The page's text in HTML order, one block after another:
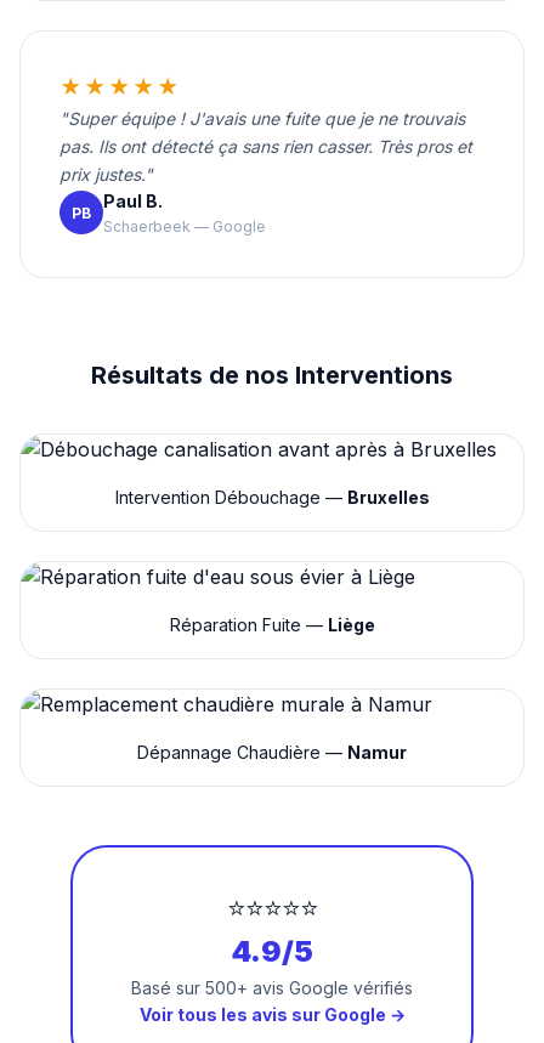
★★★★★
"Super équipe ! J'avais une fuite que je ne trouvais
pas. Ils ont détecté ça sans rien casser. Très pros et
prix justes."
PB
Paul B.
Schaerbeek — Google
Résultats de nos Interventions
Intervention Débouchage — Bruxelles
Réparation Fuite — Liège
Dépannage Chaudière — Namur
⭐⭐⭐⭐⭐
4.9/5
Basé sur 500+ avis Google vérifiés
Voir tous les avis sur Google →